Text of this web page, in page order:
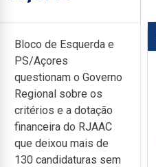
Bloco de Esquerda e
PS/Açores
questionam o Governo
Regional sobre os
critérios e a dotação
financeira do RJAAC
que deixou mais de
130 candidaturas sem